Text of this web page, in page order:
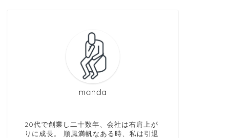
manda
20代で創業し二十数年、会社は右肩上が
りに成長。 順風満帆なある時、私は引退